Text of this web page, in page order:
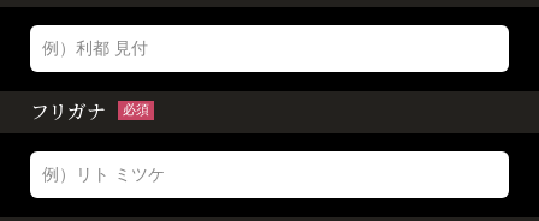
フリガナ 必須